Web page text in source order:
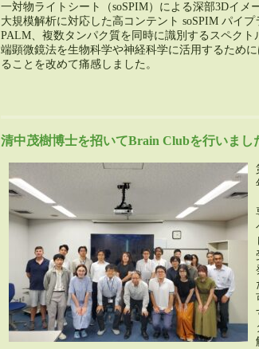
一対物ライトシート（soSPIM）による深部3Dイ
大規模解析に対応した高コンテント soSPIM パイ
PALM、複数タンパク質を同時に識別するスペク
端顕微鏡法を生物科学や神経科学に活用するため
ることを改めて痛感しました。
清中茂樹博士を招いてBrain Clubを行いまし